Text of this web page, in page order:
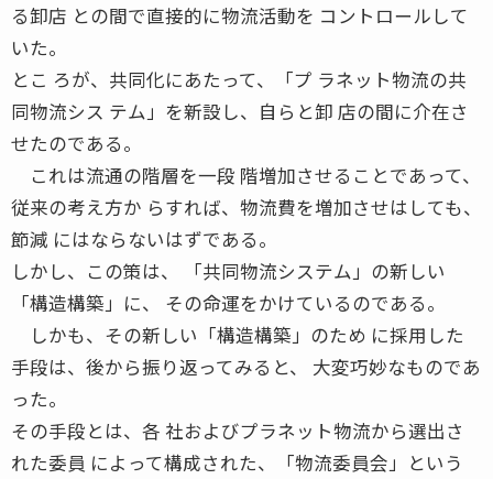
る卸店 との間で直接的に物流活動を コントロールして
いた。
とこ ろが、共同化にあたって、「プ ラネット物流の共
同物流シス テム」を新設し、自らと卸 店の間に介在さ
せたのである。
これは流通の階層を一段 階増加させることであって、
従来の考え方か らすれば、物流費を増加させはしても、
節減 にはならないはずである。
しかし、この策は、 「共同物流システム」の新しい
「構造構築」に、 その命運をかけているのである。
しかも、その新しい「構造構築」のため に採用した
手段は、後から振り返ってみると、 大変巧妙なものであ
った。
その手段とは、各 社およびプラネット物流から選出さ
れた委員 によって構成された、「物流委員会」という